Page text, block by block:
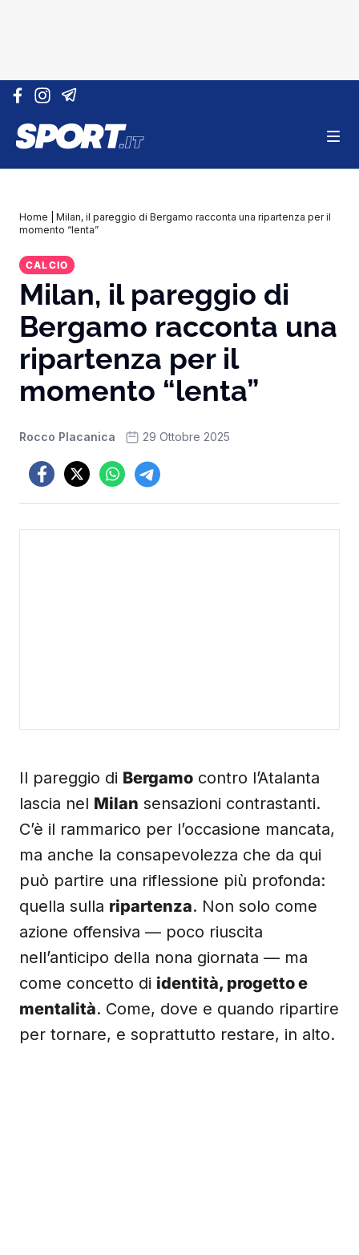
Vai al contenuto
Home
Milan, il pareggio di Bergamo racconta una ripartenza per il
momento “lenta”
CALCIO
Milan, il pareggio di
Bergamo racconta una
ripartenza per il
momento “lenta”
Rocco Placanica 29 Ottobre 2025
Il pareggio di Bergamo contro l’Atalanta
lascia nel Milan sensazioni contrastanti.
C’è il rammarico per l’occasione mancata,
ma anche la consapevolezza che da qui
può partire una riflessione più profonda:
quella sulla ripartenza. Non solo come
azione offensiva — poco riuscita
nell’anticipo della nona giornata — ma
come concetto di identità, progetto e
mentalità. Come, dove e quando ripartire
per tornare, e soprattutto restare, in alto.